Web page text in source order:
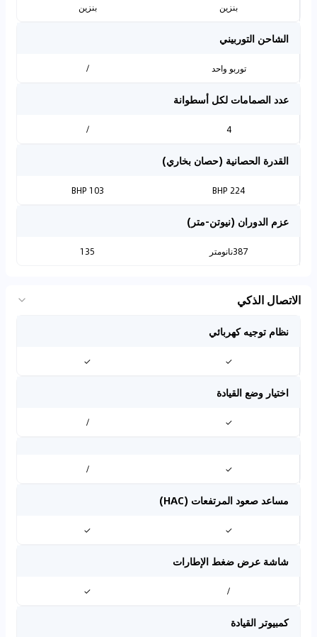
بنزين بنزين
الشاحن التوربيني
توربو واحد /
عدد الصمامات لكل أسطوانة
4
/
القدرة الحصانية (حصان بخاري)
224 BHP
103 BHP
عزم الدوران (نيوتن-متر)
387نانومتر 135
الاتصال الذكي
نظام توجيه كهربائي
✓
✓
اختيار وضع القيادة
✓
/
✓
/
مساعد صعود المرتفعات (HAC)
✓
✓
شاشة عرض ضغط الإطارات
/
✓
كمبيوتر القيادة